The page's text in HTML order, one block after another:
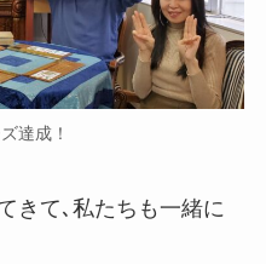
達成！
きて､私たちも一緒に